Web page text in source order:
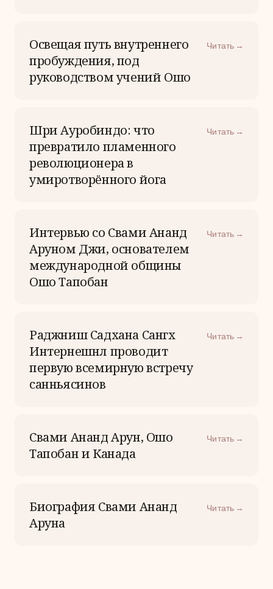
Освещая путь внутреннего
пробуждения, под
руководством учений Ошо
Читать →
Шри Ауробиндо: что
превратило пламенного
революционера в
умиротворённого йога
Читать →
Интервью со Свами Ананд
Аруном Джи, основателем
международной общины
Ошо Тапобан
Читать →
Раджниш Садхана Сангх
Интернешнл проводит
первую всемирную встречу
санньясинов
Читать →
Свами Ананд Арун, Ошо
Тапобан и Канада
Читать →
Биография Свами Ананд
Аруна
Читать →